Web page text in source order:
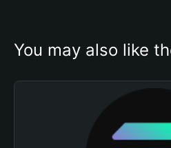
You may also like